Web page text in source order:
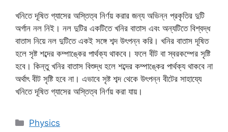
খনিতে দূষিত গ্যাসের অস্তিত্ব নির্ণয় করার জন্য অভিন্ন প্রকৃতির দুটি
অর্গান নল নিই। নল দুটির একটিতে খনির বাতাস এবং অন্যটিতে বিশ্বদ্ধ
বাতাস নিয়ে নল দুটিতে একই সঙ্গে শব্দ উৎপন্ন করি। খনির বাতাস দূষিত
হলে সৃষ্ট শব্দের কম্পাঙ্কের পার্থক্য থাকবে। ফলে বীট বা স্বরকম্পের সৃষ্টি
হবে। কিন্তু খনির বাতাস বিশুদ্ধ হলে শব্দের কম্পাঙ্কের পার্থক্য থাকবে না
অর্থাৎ বীট সৃষ্টি হবে না। এভাবে সৃষ্ট শব্দ থেকে উৎপন্ন বীটের সাহায্যে
খনিতে দূষিত গ্যাসের অস্তিত্ব নির্ণয় করা যায়।
Categories
Physics